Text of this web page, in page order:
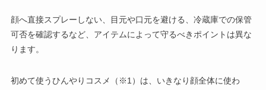
顔へ直接スプレーしない、目元や口元を避ける、冷蔵庫での保管
可否を確認するなど、アイテムによって守るべきポイントは異な
ります。
初めて使うひんやりコスメ（※1）は、いきなり顔全体に使わ